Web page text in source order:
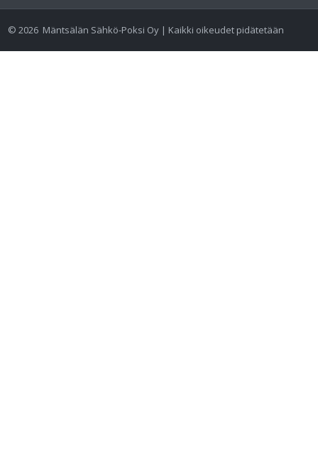
©2026 Mäntsälän Sähkö-Poksi Oy | Kaikki oikeudet pidätetään